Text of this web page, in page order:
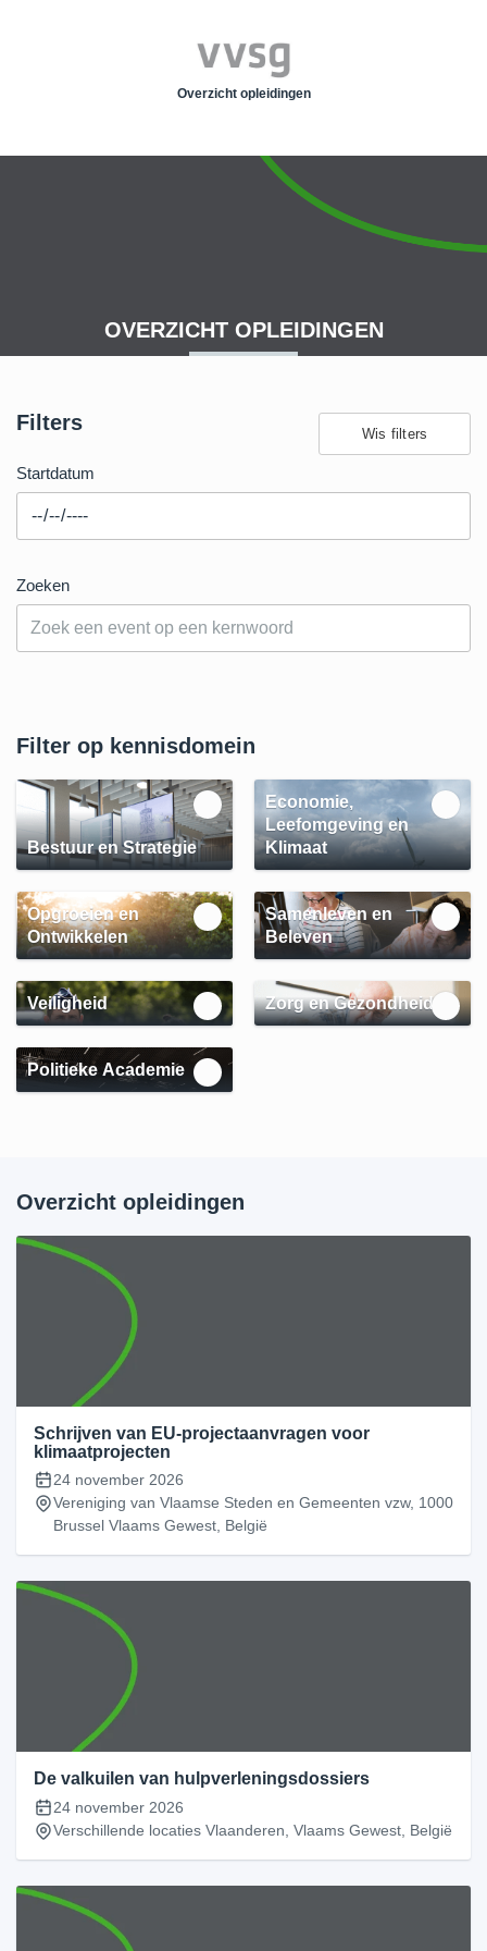
Overzicht opleidingen
OVERZICHT OPLEIDINGEN
Filters Wis filters
Startdatum
Zoeken
Filter op kennisdomein
Bestuur en Strategie
Economie,
Leefomgeving en
Klimaat
Opgroeien en
Ontwikkelen
Samenleven en
Beleven
Veiligheid Zorg en Gezondheid
Politieke Academie
Overzicht opleidingen
Schrijven van EU-projectaanvragen voor
klimaatprojecten
24 november 2026
Vereniging van Vlaamse Steden en Gemeenten vzw, 1000
Brussel Vlaams Gewest, België
De valkuilen van hulpverleningsdossiers
24 november 2026
Verschillende locaties Vlaanderen, Vlaams Gewest, België